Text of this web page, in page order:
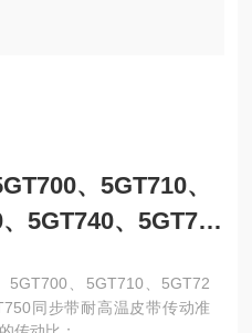
、5GT710、
5GT740、5GT75
5GT700、5GT710、5GT72
同步带耐高温皮带传动准